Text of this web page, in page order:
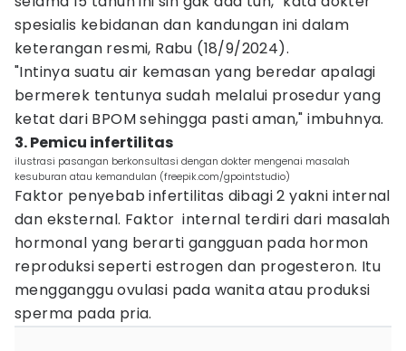
spesialis kebidanan dan kandungan ini dalam
keterangan resmi, Rabu (18/9/2024).
"Intinya suatu air kemasan yang beredar apalagi
bermerek tentunya sudah melalui prosedur yang
ketat dari BPOM sehingga pasti aman," imbuhnya.
3. Pemicu infertilitas
ilustrasi pasangan berkonsultasi dengan dokter mengenai masalah
kesuburan atau kemandulan (freepik.com/gpointstudio)
Faktor penyebab infertilitas dibagi 2 yakni internal
dan eksternal. Faktor internal terdiri dari masalah
hormonal yang berarti gangguan pada hormon
reproduksi seperti estrogen dan progesteron. Itu
mengganggu ovulasi pada wanita atau produksi
sperma pada pria.